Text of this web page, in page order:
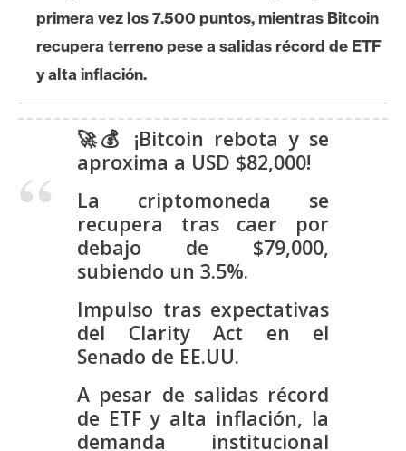
A
n
l
N
primera vez los 7.500 puntos, mientras Bitcoin
recupera terreno pese a salidas récord de ETF
y alta inflación.
🚀💰 ¡Bitcoin rebota y se
aproxima a USD $82,000!
La criptomoneda se
recupera tras caer por
debajo de $79,000,
subiendo un 3.5%.
Impulso tras expectativas
del Clarity Act en el
Senado de EE.UU.
A pesar de salidas récord
de ETF y alta inflación, la
demanda institucional